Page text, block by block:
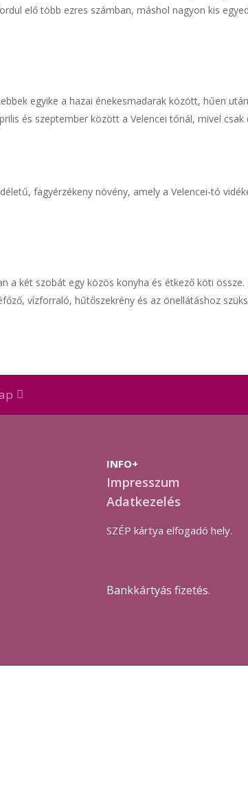
elő több ezres számban, máshol nagyon kis
egyike a hazai énekesmadarak között, hűen
és szeptember között a Velencei tónál, mivel
fagyérzékeny növény, amely a Velencei-tó
a két szobát egy közös konyha és étkező köti
vízforraló, hűtőszekrény és az önellátáshoz
INFO+
Impresszum
Adatkezelés
SZÉP kártya elfogadó hely.
Bankkártyás fizetés.